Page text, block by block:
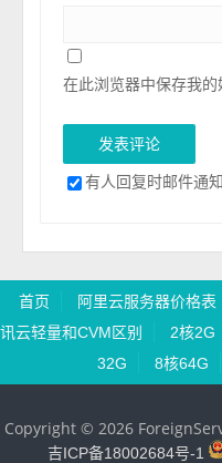
在此浏览器中保存我的
有人回复时邮件通
首页 阿里云服务器价格表
讯云轻量和CVM区别
2核2G
32G
8核64G
Copyright © 2026
吉ICP备18002684号-1